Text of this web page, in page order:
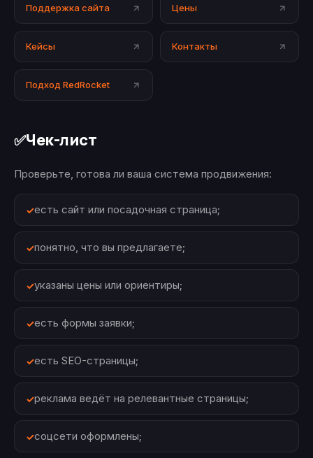
Поддержка сайта Цены
Кейсы Контакты
Подход RedRocket
✅Чек-лист
Проверьте, готова ли ваша система продвижения:
есть сайт или посадочная страница;
понятно, что вы предлагаете;
указаны цены или ориентиры;
есть формы заявки;
есть SEO-страницы;
реклама ведёт на релевантные страницы;
соцсети оформлены;